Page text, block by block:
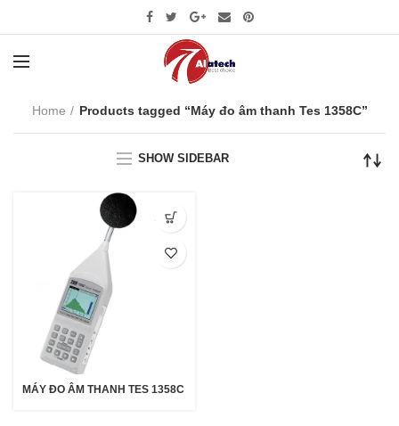
Home Products tagged “Máy đo âm thanh Tes 1358C”
SHOW SIDEBAR
MÁY ĐO ÂM THANH TES 1358C